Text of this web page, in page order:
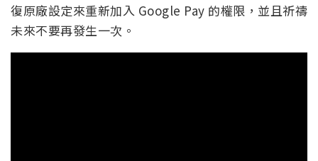
復原廠設定來重新加入 Google Pay 的權限，並且祈禱
未來不要再發生一次。